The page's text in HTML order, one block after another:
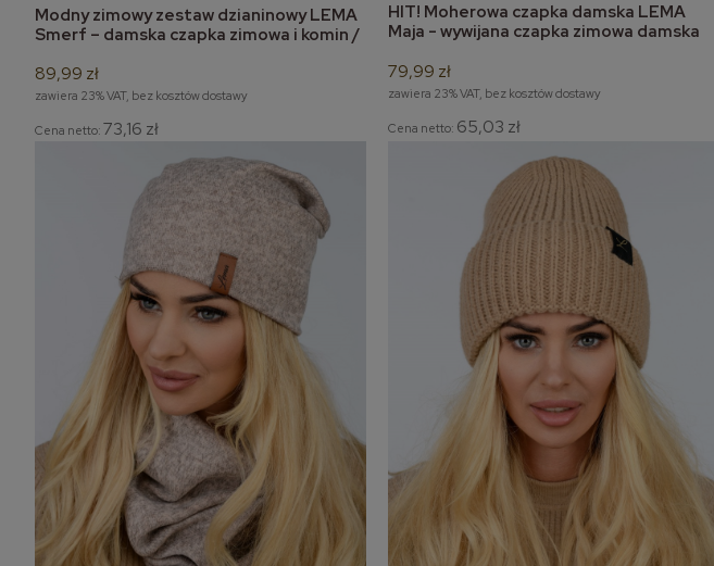
do koszyka
Modny zimowy zestaw dzianinowy LEMA
Smerf – damska czapka zimowa i komin /
89,99 zł
zawiera 23% VAT, bez kosztów dostawy
Cena netto: 73,16 zł
do koszyka
HIT! Moherowa czapka damska LEMA
Maja - wywijana czapka zimowa damska
79,99 zł
zawiera 23% VAT, bez kosztów dostawy
Cena netto: 65,03 zł